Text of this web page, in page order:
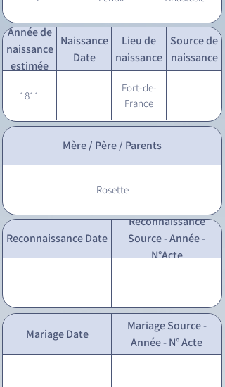
Année de
naissance
estimée
Naissance
Date
Lieu de
naissance
Source de
naissance
1811
Fort-de-
France
Mère / Père / Parents
Rosette
Reconnaissance Date
Reconnaissance
Source - Année -
N°Acte
Mariage Date
Mariage Source -
Année - N° Acte